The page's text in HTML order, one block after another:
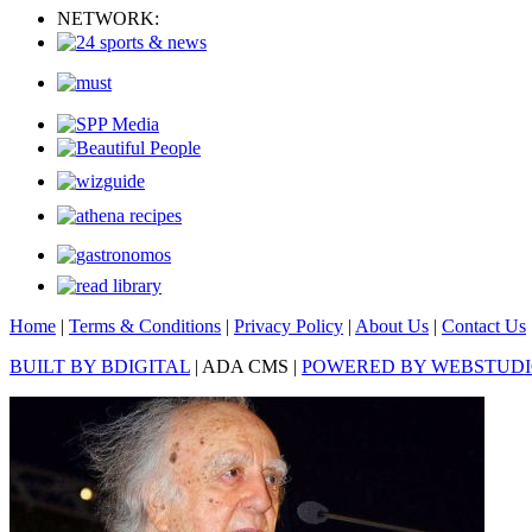
NETWORK:
Home | Terms & Conditions | Privacy Policy | About Us | Contact Us
BUILT BY BDIGITAL | ADA CMS | POWERED BY